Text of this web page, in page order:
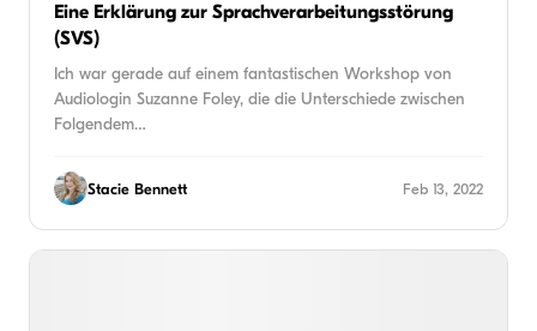
Eine Erklärung zur Sprachverarbeitungsstörung
(SVS)
Ich war gerade auf einem fantastischen Workshop von
Audiologin Suzanne Foley, die die Unterschiede zwischen
Folgendem…
Stacie Bennett Feb 13, 2022